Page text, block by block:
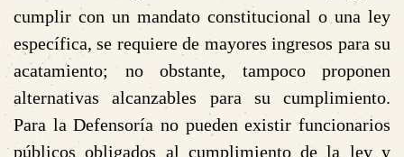
cumplir con un mandato constitucional o una ley
específica, se requiere de mayores ingresos para su
acatamiento; no obstante, tampoco proponen
alternativas alcanzables para su cumplimiento.
Para la Defensoría no pueden existir funcionarios
públicos obligados al cumplimiento de la ley y